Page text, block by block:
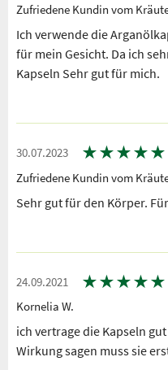
Zufriedene Kundin vom
Ich verwende die
für mein Gesicht. Da ich
Kapseln Sehr gut für mich.
30.07.2023 ★★★★★
Zufriedene Kundin vom
Sehr gut für den Körper.
24.09.2021 ★★★★★
Kornelia W.
ich vertrage die Kapseln
Wirkung sagen muss sie